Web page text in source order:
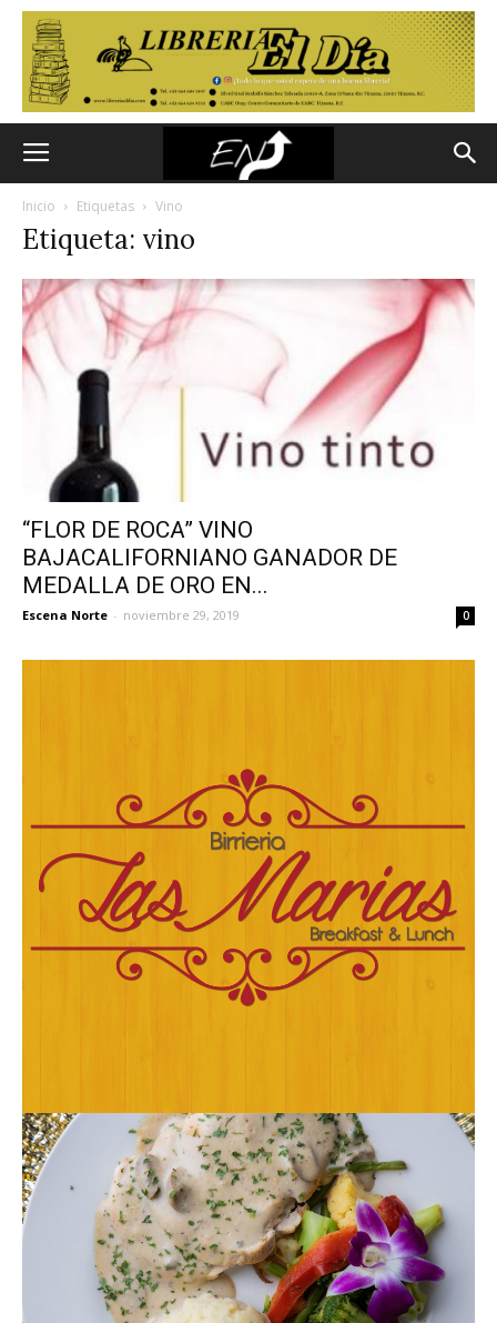
Inicio Etiquetas Vino
Etiqueta: vino
“FLOR DE ROCA” VINO
BAJACALIFORNIANO GANADOR DE
MEDALLA DE ORO EN...
Escena Norte - noviembre 29, 2019 0